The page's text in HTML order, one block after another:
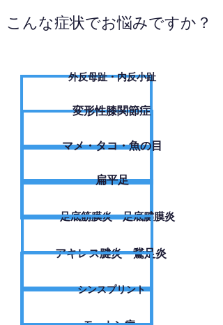
こんな症状でお悩みですか？
外反母趾・内反小趾
変形性膝関節症
​マメ・タコ・魚の目
扁平足
足底筋膜炎・足底腱膜炎
アキレス腱炎・鵞足炎
シンスプリント